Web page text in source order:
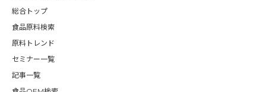
総合トップ
食品原料検索
原料トレンド
セミナー一覧
記事一覧